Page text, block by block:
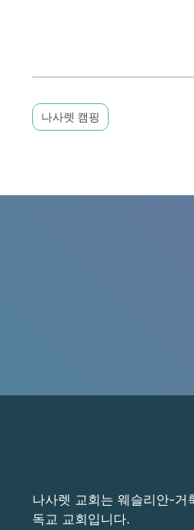
나사렛 캠핑
나사렛 교회는 웨슬리안-거
독교 교회입니다.